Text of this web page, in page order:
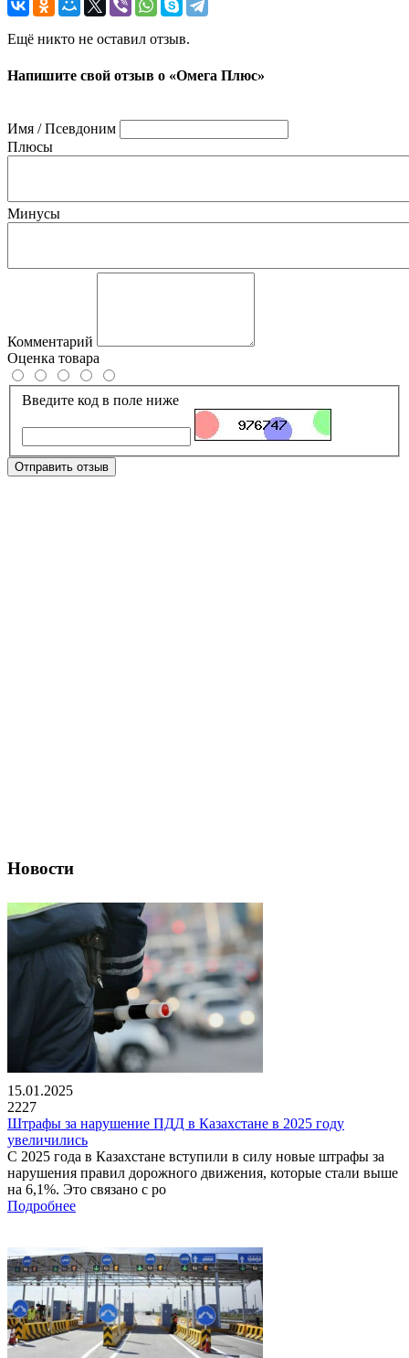
Ещё никто не оставил отзыв.
Напишите свой отзыв о «Омега Плюс»
Имя / Псевдоним
Плюсы
Минусы
Комментарий
Оценка товара
Введите код в поле ниже
Отправить отзыв
Новости
15.01.2025
2227
Штрафы за нарушение ПДД в Казахстане в 2025 году
увеличились
С 2025 года в Казахстане вступили в силу новые штрафы за
нарушения правил дорожного движения, которые стали выше
на 6,1%. Это связано с ро
Подробнее